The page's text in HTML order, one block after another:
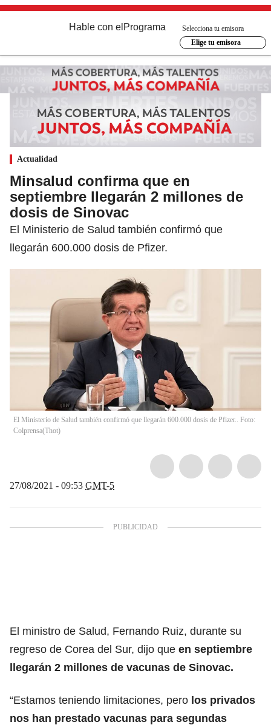
Hable con el Programa
Selecciona tu emisora
Elige tu emisora
Actualidad
Minsalud confirma que en
septiembre llegarán 2 millones de
dosis de Sinovac
El Ministerio de Salud también confirmó que
llegarán 600.000 dosis de Pfizer.
El Ministerio de Salud también confirmó que llegarán 600.000 dosis de Pfizer.. Foto:
Colprensa(Thot)
27/08/2021 - 09:53 GMT-5
El ministro de Salud, Fernando Ruiz, durante su
regreso de Corea del Sur, dijo que en septiembre
llegarán 2 millones de vacunas de Sinovac.
“Estamos teniendo limitaciones, pero los privados
nos han prestado vacunas para segundas